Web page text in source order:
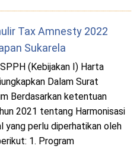
Tax Amnesty 2022
Sukarela
(Kebijakan I) Harta
Dalam Surat
Berdasarkan ketentuan
2021 tentang Harmonisasi
yang perlu diperhatikan oleh
1. Program